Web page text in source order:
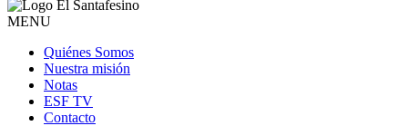
MENU
Quiénes Somos
Nuestra misión
Notas
ESF TV
Contacto